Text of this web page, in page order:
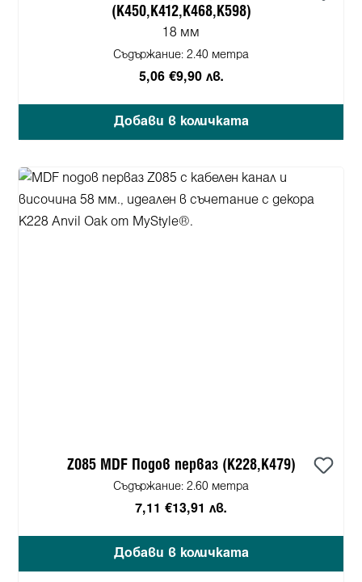
(K450,K412,K468,K598)
18 мм
Съдържание: 2.40 метра
5,06 €9,90 лв.
Добави в количката
Z085 MDF Подов перваз (K228,K479)
Съдържание: 2.60 метра
7,11 €13,91 лв.
Добави в количката